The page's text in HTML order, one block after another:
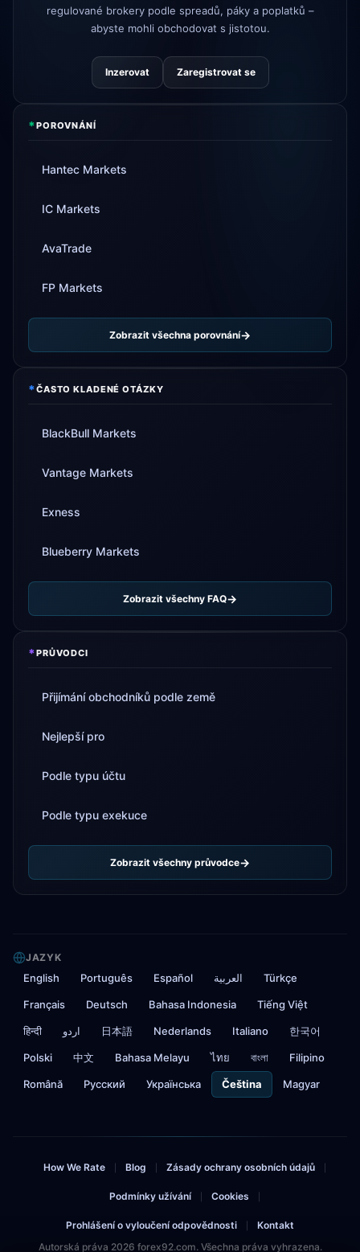
regulované brokery podle spreadů, páky a poplatků –
abyste mohli obchodovat s jistotou.
Inzerovat Zaregistrovat se
*POROVNÁNÍ
Hantec Markets
IC Markets
AvaTrade
FP Markets
Zobrazit všechna porovnání
*ČASTO KLADENÉ OTÁZKY
BlackBull Markets
Vantage Markets
Exness
Blueberry Markets
Zobrazit všechny FAQ
*PRŮVODCI
Přijímání obchodníků podle země
Nejlepší pro
Podle typu účtu
Podle typu exekuce
Zobrazit všechny průvodce
JAZYK
English Português Español العربية Türkçe
Français Deutsch Bahasa Indonesia Tiếng Việt
हिन्दी اردو 日本語 Nederlands Italiano 한국어
Polski 中文 Bahasa Melayu ไทย বাংলা Filipino
Română Русский Українська Čeština Magyar
How We Rate Blog Zásady ochrany osobních údajů
Podmínky užívání Cookies
Prohlášení o vyloučení odpovědnosti
Kontakt
Autorská práva 2026 forex92.com. Všechna práva vyhrazena.